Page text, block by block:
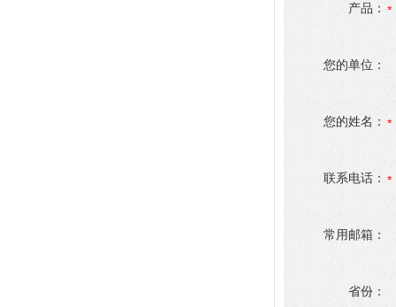
产品：
您的单位：
您的姓名：
联系电话：
常用邮箱：
省份：